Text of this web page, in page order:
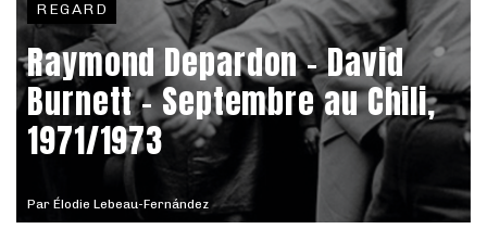
Par Élodie Lebeau-Fernández
REGARD
Raymond Depardon – David
Burnett - Septembre au Chili,
1971/1973